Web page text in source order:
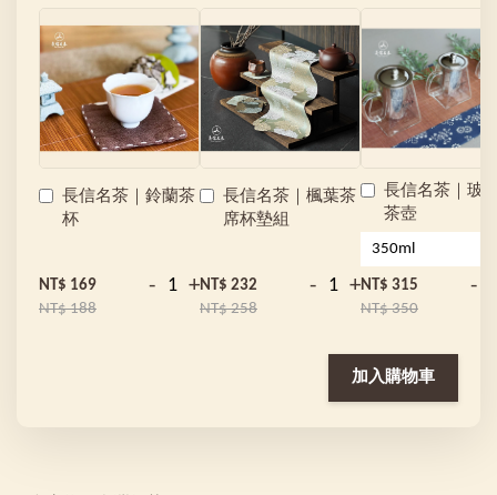
長信名茶｜鈴蘭茶
杯
NT$ 169
NT$ 188
- +
長信名茶｜楓葉茶
席杯墊組
NT$ 232
NT$ 258
- +
長信名茶｜玻
茶壺
NT$ 315
NT$ 350
-
加入購物車